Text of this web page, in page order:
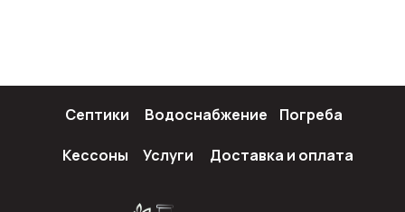
Септики Водоснабжение Погреба
Кессоны Услуги Доставка и оплата